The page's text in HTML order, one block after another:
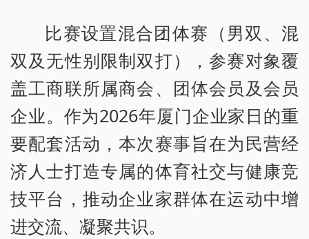
比赛设置混合团体赛（男双、混
双及无性别限制双打），参赛对象覆
盖工商联所属商会、团体会员及会员
企业。作为2026年厦门企业家日的重
要配套活动，本次赛事旨在为民营经
济人士打造专属的体育社交与健康竞
技平台，推动企业家群体在运动中增
进交流、凝聚共识。